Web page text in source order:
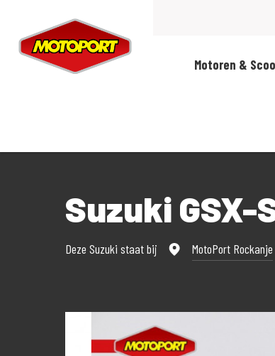
Motoren &
Suzuki GSX-
Deze Suzuki staat bij MotoPort Rockanje